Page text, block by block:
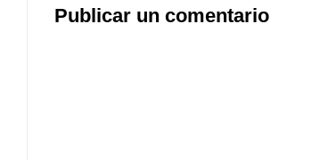
Publicar un comentario